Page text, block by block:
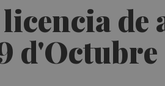
de
d'Octubre